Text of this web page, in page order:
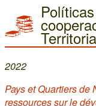
2022
Pays et Quartiers de
ressources sur le